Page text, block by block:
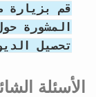
قم بزيارة
المشورة
تحصيل
الأسئلة